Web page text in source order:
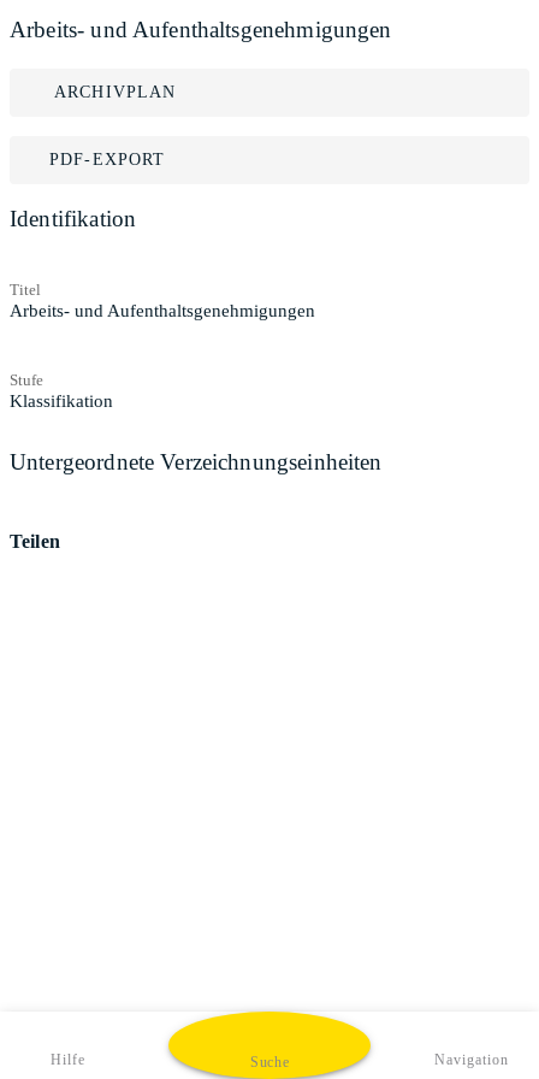
Arbeits- und Aufenthaltsgenehmigungen
ARCHIVPLAN
PDF-EXPORT
Identifikation
Titel
Arbeits- und Aufenthaltsgenehmigungen
Stufe
Klassifikation
Untergeordnete Verzeichnungseinheiten
Teilen
Hilfe Suche Navigation